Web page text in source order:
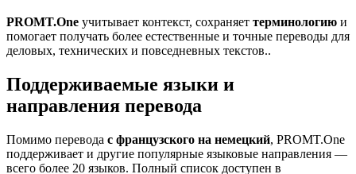
PROMT.One учитывает контекст, сохраняет терминологию и
помогает получать более естественные и точные переводы для
деловых, технических и повседневных текстов..
Поддерживаемые языки и
направления перевода
Помимо перевода с французского на немецкий, PROMT.One
поддерживает и другие популярные языковые направления —
всего более 20 языков. Полный список доступен в